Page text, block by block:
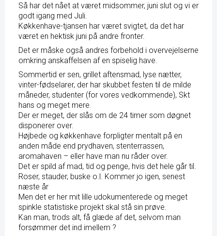
Så har det nået at været midsommer, juni slut og vi er
godt igang med Juli.
Køkkenhave-tjansen har været svigtet, da det har
været en hektisk juni på andre fronter.
Det er måske også andres forbehold i overvejelserne
omkring anskaffelsen af en spiselig have.
Sommertid er sen, grillet aftensmad, lyse nætter,
vinter-fødselarer, der har skubbet festen til de milde
måneder, studenter (for vores vedkommende), Skt
hans og meget mere.
Der er meget, der slås om de 24 timer som døgnet
disponerer over.
Højbede og køkkenhave forpligter mentalt på en
anden måde end prydhaven, stenterrassen,
aromahaven – eller have man nu råder over.
Det er spild af mad, tid og penge, hvis det hele går til.
Roser, stauder, buske o.l. Kommer jo igen, senest
næste år
Men det er her mit lille udokumenterede og meget
spinkle statistiske projekt skal stå sin prøve.
Kan man, trods alt, få glæde af det, selvom man
forsømmer det ind imellem ?